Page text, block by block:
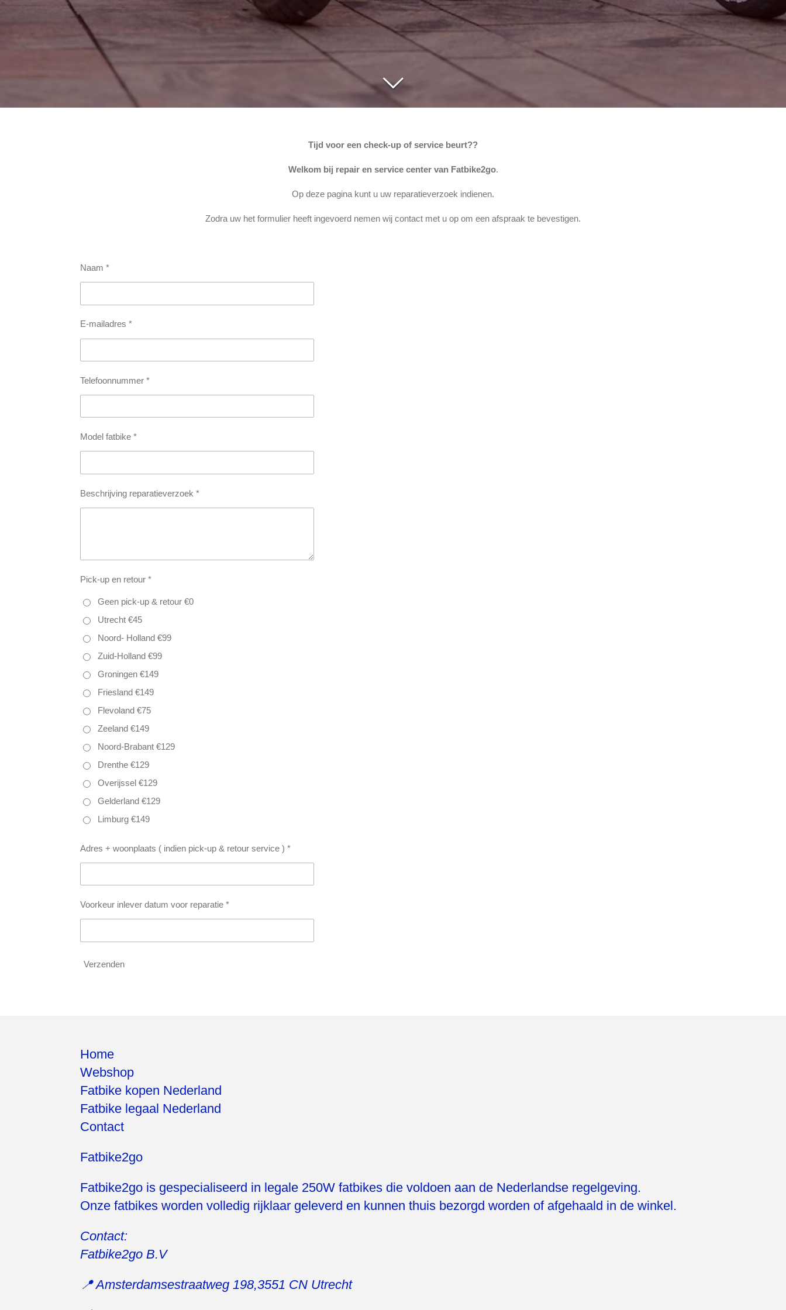
Tijd voor een check-up of service beurt??
Welkom bij repair en service center van Fatbike2go.
Op deze pagina kunt u uw reparatieverzoek indienen.
Zodra uw het formulier heeft ingevoerd nemen wij contact met u op om een afspraak te bevestigen.
Naam *
E-mailadres *
Telefoonnummer *
Model fatbike *
Beschrijving reparatieverzoek *
Pick-up en retour *
Geen pick-up & retour €0
Utrecht €45
Noord- Holland €99
Zuid-Holland €99
Groningen €149
Friesland €149
Flevoland €75
Zeeland €149
Noord-Brabant €129
Drenthe €129
Overijssel €129
Gelderland €129
Limburg €149
Adres + woonplaats ( indien pick-up & retour service ) *
Voorkeur inlever datum voor reparatie *
Verzenden
Home
Webshop
Fatbike kopen Nederland
Fatbike legaal Nederland
Contact
Fatbike2go
Fatbike2go is gespecialiseerd in legale 250W fatbikes die voldoen aan de Nederlandse regelgeving.
Onze fatbikes worden volledig rijklaar geleverd en kunnen thuis bezorgd worden of afgehaald in de winkel.
Contact:
Fatbike2go B.V
📍 Amsterdamsestraatweg 198,3551 CN Utrecht